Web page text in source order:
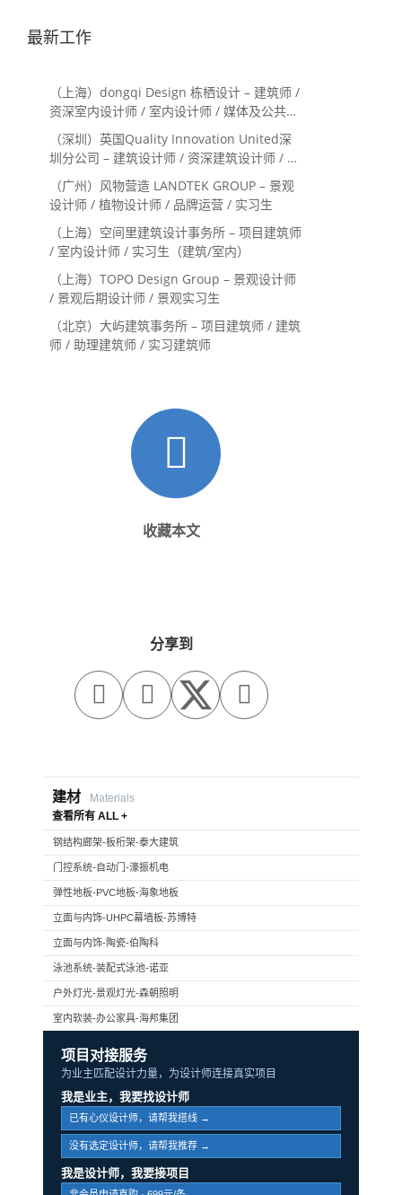
最新工作
（上海）dongqi Design 栋栖设计 – 建筑师 /
资深室内设计师 / 室内设计师 / 媒体及公共关
系主管 / 设计实习生（常年招聘）
（深圳）英国Quality Innovation United深
圳分公司 – 建筑设计师 / 资深建筑设计师 / 室
内设计师 / 设计实习生
（广州）风物营造 LANDTEK GROUP – 景观
设计师 / 植物设计师 / 品牌运营 / 实习生
（上海）空间里建筑设计事务所 – 项目建筑师
/ 室内设计师 / 实习生（建筑/室内）
（上海）TOPO Design Group – 景观设计师
/ 景观后期设计师 / 景观实习生
（北京）大屿建筑事务所 – 项目建筑师 / 建筑
师 / 助理建筑师 / 实习建筑师
收藏本文
分享到
  
建材
Materials
查看所有 ALL +
钢结构廊架-板桁架-泰大建筑
门控系统-自动门-濠振机电
弹性地板-PVC地板-海象地板
立面与内饰-UHPC幕墙板-苏博特
立面与内饰-陶瓷-伯陶科
泳池系统-装配式泳池-诺亚
户外灯光-景观灯光-森朝照明
室内软装-办公家具-海邦集团
项目对接服务
为业主匹配设计力量，为设计师连接真实项目
我是业主，我要找设计师
已有心仪设计师，请帮我搭线 →
没有选定设计师，请帮我推荐 →
我是设计师，我要接项目